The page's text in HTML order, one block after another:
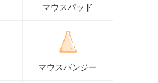
マウスパッド
マウスバンジー